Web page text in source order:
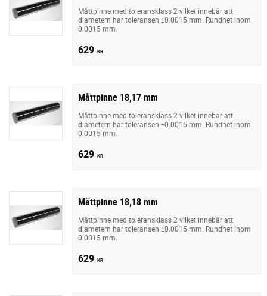
Måttpinne med toleransklass 2 vilket innebär att
diametern har toleransen ±0.0015 mm. Rundhet inom
0.0015 mm.
629 KR
Måttpinne 18,17 mm
Måttpinne med toleransklass 2 vilket innebär att
diametern har toleransen ±0.0015 mm. Rundhet inom
0.0015 mm.
629 KR
Måttpinne 18,18 mm
Måttpinne med toleransklass 2 vilket innebär att
diametern har toleransen ±0.0015 mm. Rundhet inom
0.0015 mm.
629 KR